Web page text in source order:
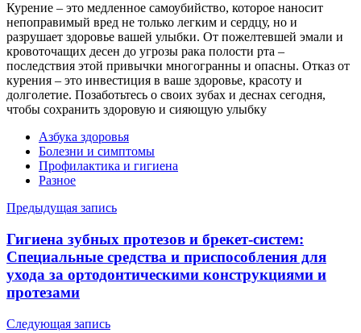
Курение – это медленное самоубийство, которое наносит
непоправимый вред не только легким и сердцу, но и
разрушает здоровье вашей улыбки. От пожелтевшей эмали и
кровоточащих десен до угрозы рака полости рта –
последствия этой привычки многогранны и опасны. Отказ от
курения – это инвестиция в ваше здоровье, красоту и
долголетие. Позаботьтесь о своих зубах и деснах сегодня,
чтобы сохранить здоровую и сияющую улыбку
Азбука здоровья
Болезни и симптомы
Профилактика и гигиена
Разное
Навигация
по
записям
Предыдущая запись
Гигиена зубных протезов и брекет-систем:
Специальные средства и приспособления для
ухода за ортодонтическими конструкциями и
протезами
Следующая запись